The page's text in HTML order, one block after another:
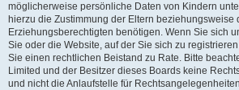
möglicherweise persönliche Daten von Kindern
hierzu die Zustimmung der Eltern beziehungsweise
Erziehungsberechtigten benötigen. Wenn Sie sich
Sie oder die Website, auf der Sie sich zu
Sie einen rechtlichen Beistand zu Rate. Bitte
Limited und der Besitzer dieses Boards keine
und nicht die Anlaufstelle für